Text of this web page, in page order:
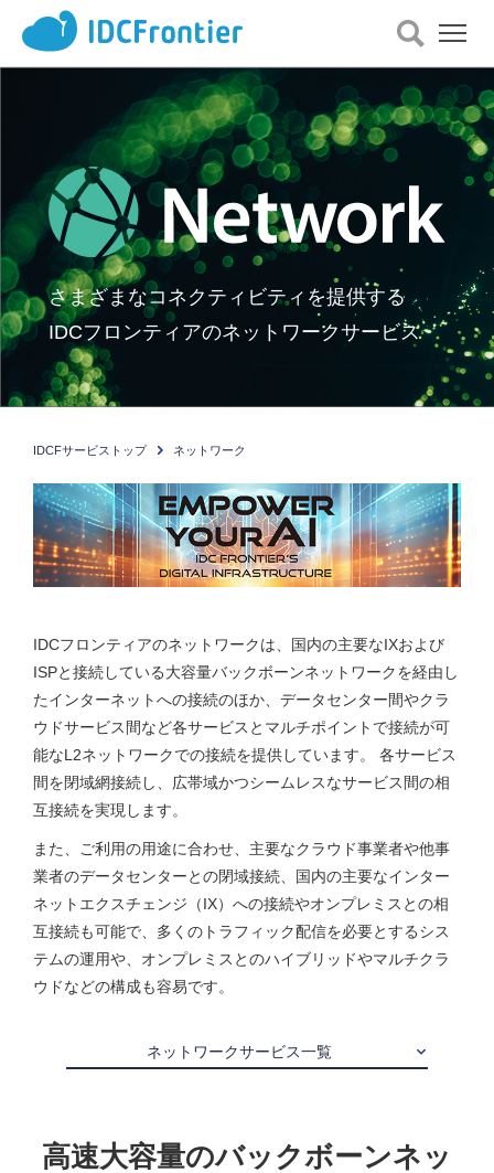
メ
ー
を
さまざまなコネクティビティを提供する
IDCフロンティアのネットワークサービス
IDCFサービストップ ネットワーク
IDCフロンティアのネットワークは、国内の主要なIXおよび
ISPと接続している大容量バックボーンネットワークを経由し
たインターネットへの接続のほか、データセンター間やクラ
ウドサービス間など各サービスとマルチポイントで接続が可
能なL2ネットワークでの接続を提供しています。 各サービス
間を閉域網接続し、広帯域かつシームレスなサービス間の相
互接続を実現します。
また、ご利用の用途に合わせ、主要なクラウド事業者や他事
業者のデータセンターとの閉域接続、国内の主要なインター
ネットエクスチェンジ（IX）への接続やオンプレミスとの相
互接続も可能で、多くのトラフィック配信を必要とするシス
テムの運用や、オンプレミスとのハイブリッドやマルチクラ
ウドなどの構成も容易です。
ネットワークサービス一覧
高速大容量のバックボーンネッ